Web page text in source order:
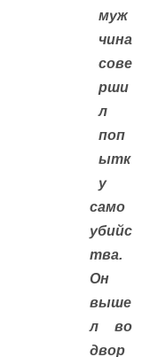
муж
чина
сове
рши
л
поп
ытк
у
само
убийс
тва.
Он
выше
л во
двор